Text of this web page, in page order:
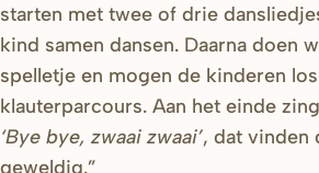
starten met twee of drie
kind samen dansen. Daarna doen
spelletje en mogen de kinderen
klauterparcours. Aan het einde
‘Bye bye, zwaai zwaai’, dat vinden
geweldig.”